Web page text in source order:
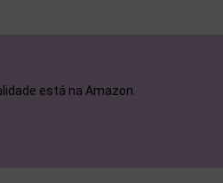
está na Amazon.